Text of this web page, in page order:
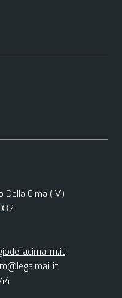
Cima (IM)